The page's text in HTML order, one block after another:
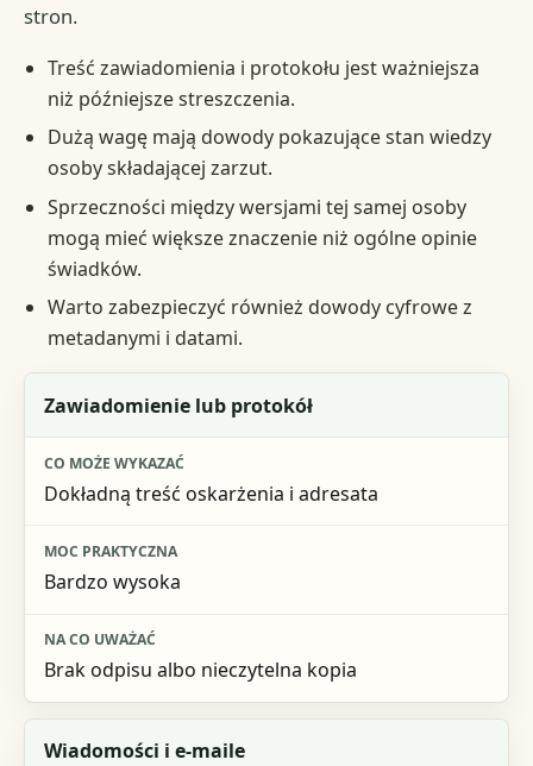
stron.
Treść zawiadomienia i protokołu jest ważniejsza
niż późniejsze streszczenia.
Dużą wagę mają dowody pokazujące stan wiedzy
osoby składającej zarzut.
Sprzeczności między wersjami tej samej osoby
mogą mieć większe znaczenie niż ogólne opinie
świadków.
Warto zabezpieczyć również dowody cyfrowe z
metadanymi i datami.
Rodzaj dowodu
Co może wykazać
Moc praktyczna
Zawiadomienie lub protokół
Dokładną treść oskarżenia i adresata
Bardzo wysoka
Brak odpisu albo nieczytelna kopia
Wiadomości i e-maile